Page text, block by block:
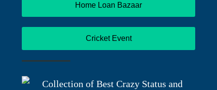
Home Loan Bazaar
Cricket Event